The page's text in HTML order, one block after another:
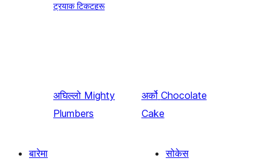
ट्रयाक टिकटहरू
अघिल्लो Mighty
Plumbers
अर्को Chocolate
Cake
बारेमा
सोकेस